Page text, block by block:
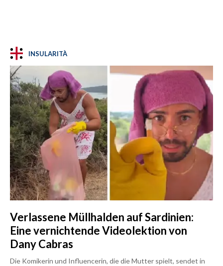
INSULARITÀ
Verlassene Müllhalden auf Sardinien:
Eine vernichtende Videolektion von
Dany Cabras
Die Komikerin und Influencerin, die die Mutter spielt, sendet in